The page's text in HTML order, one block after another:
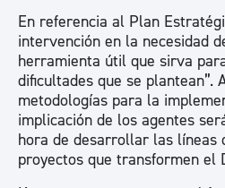
En referencia al Plan
intervención en la necesidad
herramienta útil que sirva
dificultades que se plantean”.
metodologías para la
implicación de los agentes
hora de desarrollar las líneas
proyectos que transformen el